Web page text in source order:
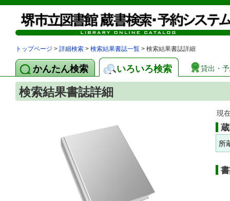
トップページ > 詳細検索 > 検索結果書誌一覧 > 検索結果書誌詳細
かんたん検索 いろいろ検索 貸出・
検索結果書誌詳細
現
所